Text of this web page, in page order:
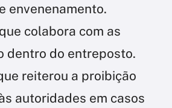
envenenamento.
colabora com as
dentro do entreposto.
reiterou a proibição
autoridades em casos